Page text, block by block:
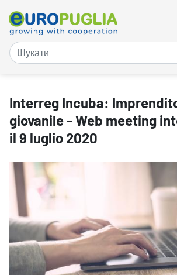
Interreg Incuba:
giovanile - Web meeting
il 9 luglio 2020